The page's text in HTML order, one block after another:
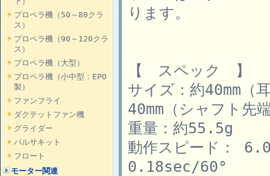
プロペラ機（50～80クラ
ス）
プロペラ機（90～120クラ
ス）
プロペラ機（大型）
プロペラ機（小中型：EPO
製）
ファンフライ
ダクテットファン機
グライダー
バルサキット
フロート
モーター関連
ります。
【 スペック 】
サイズ：約40mm（
40mm（シャフト先
重量：約55.5g
動作スピード：
0.18sec/60°